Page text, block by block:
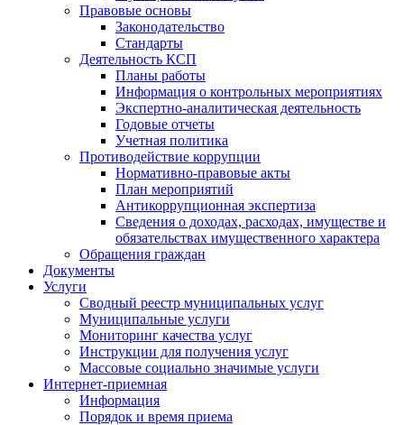
Правовые основы
Законодательство
Стандарты
Деятельность КСП
Планы работы
Информация о контрольных мероприятиях
Экспертно-аналитическая деятельность
Годовые отчеты
Учетная политика
Противодействие коррупции
Нормативно-правовые акты
План мероприятий
Антикоррупционная экспертиза
Сведения о доходах, расходах, имуществе и
обязательствах имущественного характера
Обращения граждан
Документы
Услуги
Сводный реестр муниципальных услуг
Муниципальные услуги
Мониторинг качества услуг
Инструкции для получения услуг
Массовые социально значимые услуги
Интернет-приемная
Информация
Порядок и время приема